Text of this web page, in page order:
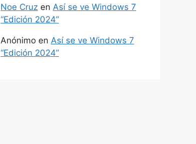
Noe Cruz en Así se ve Windows 7
“Edición 2024”
Anónimo en Así se ve Windows 7
“Edición 2024”